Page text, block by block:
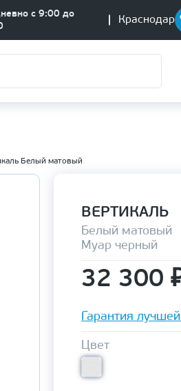
с 9:00 до
Краснодар
Белый матовый
ВЕРТИКАЛЬ
Белый матовый
Муар черный
32 300
Гарантия
Цвет